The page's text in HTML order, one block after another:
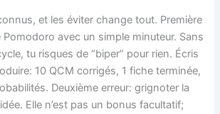
et les éviter change tout. Première
avec un simple minuteur. Sans
tu risques de “biper” pour rien. Écris
10 QCM corrigés, 1 fiche terminée,
Deuxième erreur: grignoter la
Elle n’est pas un bonus facultatif;